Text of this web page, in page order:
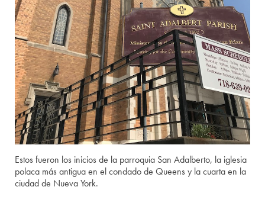
Estos fueron los inicios de la parroquia San Adalberto, la iglesia
polaca más antigua en el condado de Queens y la cuarta en la
ciudad de Nueva York.